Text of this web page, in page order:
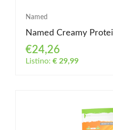
Named
Named Creamy
€24,26
Listino: € 29,99